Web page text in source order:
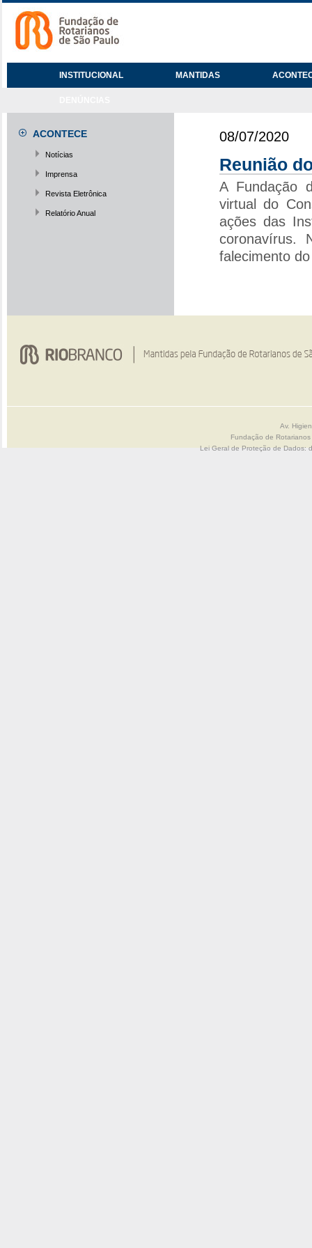
INSTITUCIONAL MANTIDAS
ACONTECE
Notícias
Imprensa
Revista Eletrônica
Relatório Anual
08/07/2020
Reunião
A Fundação
virtual do
ações das
coronavírus.
falecimento
Av.
Fundação de
Lei Geral de Proteção de Dados: